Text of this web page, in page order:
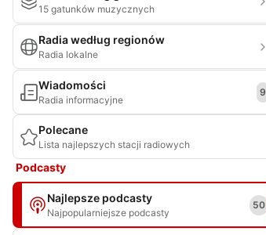
15 gatunków muzycznych
Radia według regionów
Radia lokalne
Wiadomości
Radia informacyjne
9
Polecane
Lista najlepszych stacji radiowych
Podcasty
Najlepsze podcasty
Najpopularniejsze podcasty
50